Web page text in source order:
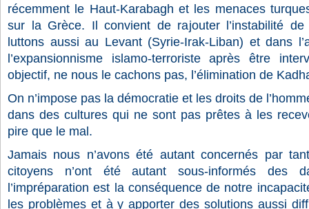
récemment le Haut-Karabagh et les menaces
sur la Grèce. Il convient de rajouter l’instabilité de
luttons aussi au Levant (Syrie-Irak-Liban) et dans
l’expansionnisme islamo-terroriste après être
objectif, ne nous le cachons pas, l’élimination de
On n’impose pas la démocratie et les droits de
dans des cultures qui ne sont pas prêtes à les
pire que le mal.
Jamais nous n’avons été autant concernés par
citoyens n’ont été autant sous-informés des
l’impréparation est la conséquence de notre
les problèmes et à y apporter des solutions aussi